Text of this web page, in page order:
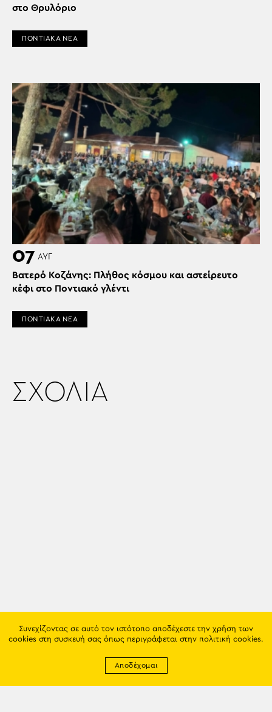
στο Θρυλόριο
ΠΟΝΤΙΑΚΑ ΝΕΑ
07 ΑΥΓ
Βατερό Κοζάνης: Πλήθος κόσμου και αστείρευτο
κέφι στο Ποντιακό γλέντι
ΠΟΝΤΙΑΚΑ ΝΕΑ
ΣΧΟΛΙΑ
Συνεχίζοντας σε αυτό τον ιστότοπο αποδέχεστε την χρήση των
cookies στη συσκευή σας όπως περιγράφεται στην πολιτική cookies.
Αποδέχομαι